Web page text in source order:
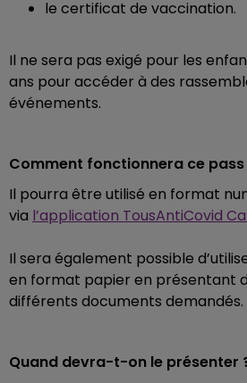
le certificat de vaccination.
Il ne sera pas exigé pour les
ans pour accéder à des
événements.
Comment fonctionnera ce
Il pourra être utilisé en format
via l’application TousAntiCovid
Il sera également possible
en format papier en présentant
différents documents demandés.
Quand devra-t-on le présenter